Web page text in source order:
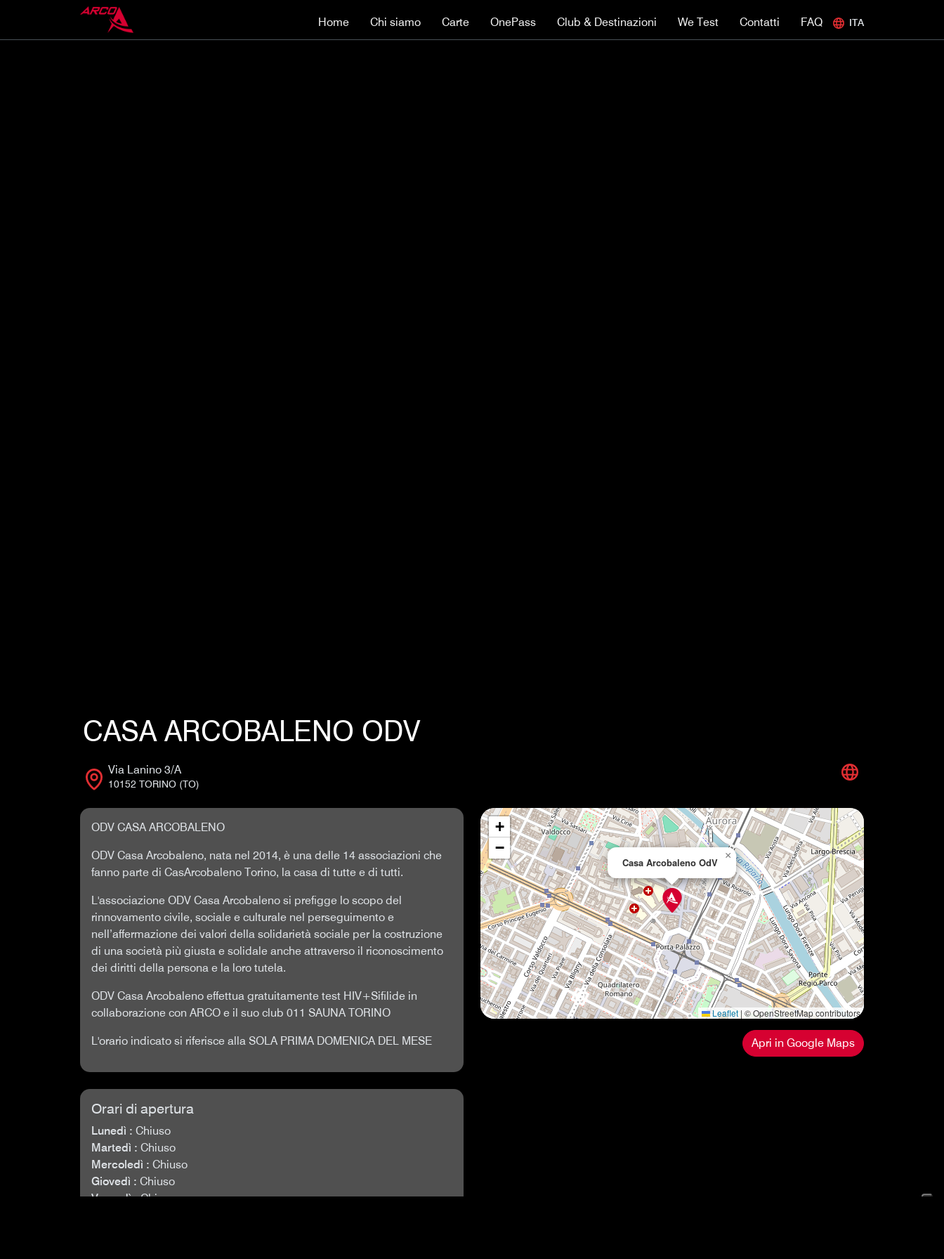
Home Chi siamo Carte OnePass Club & Destinazioni We Test Contatti FAQ ITA
CASA ARCOBALENO ODV
Via Lanino 3/A
10152 TORINO (TO)
ODV CASA ARCOBALENO
ODV Casa Arcobaleno, nata nel 2014, è una delle 14 associazioni che
fanno parte di CasArcobaleno Torino, la casa di tutte e di tutti.
L'associazione ODV Casa Arcobaleno si prefigge lo scopo del
rinnovamento civile, sociale e culturale nel perseguimento e
nell’affermazione dei valori della solidarietà sociale per la costruzione
di una società più giusta e solidale anche attraverso il riconoscimento
dei diritti della persona e la loro tutela.
ODV Casa Arcobaleno effettua gratuitamente test HIV+Sifilide in
collaborazione con ARCO e il suo club 011 SAUNA TORINO
L'orario indicato si riferisce alla SOLA PRIMA DOMENICA DEL MESE
Orari di apertura
Lunedì : Chiuso
Martedì : Chiuso
Mercoledì : Chiuso
Giovedì : Chiuso
Venerdì :Chiuso
Casa Arcobaleno OdV
×
+
−
Leaflet | © OpenStreetMap contributors
Apri in Google Maps